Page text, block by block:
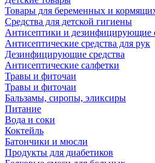
Товары для беременных и
Средства для детской гигиены
Антисептики и дезинфицирующие
Антисептические средства для рук
Дезинфицирующие средства
Антисептические салфетки
Травы и фиточаи
Травы и фиточаи
Бальзамы, сиропы, эликсиры
Питание
Вода и соки
Коктейль
Батончики и мюсли
Продукты для диабетиков